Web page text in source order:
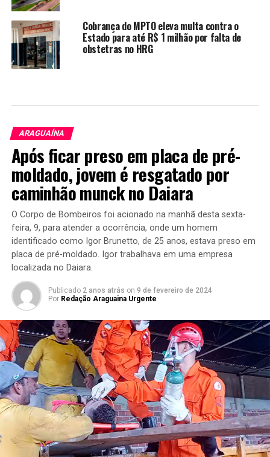
Cobrança do MPTO eleva multa contra o
Estado para até R$ 1 milhão por falta de
obstetras no HRG
ARAGUAÍNA
Após ficar preso em placa de pré-
moldado, jovem é resgatado por
caminhão munck no Daiara
O Corpo de Bombeiros foi acionado na manhã desta sexta-
feira, 9, para atender a ocorrência, onde um homem
identificado como Igor Brunetto, de 25 anos, estava preso em
placa de pré-moldado. Igor trabalhava em uma empresa
localizada no Daiara.
Publicado 2 anos atrás on 9 de fevereiro de 2024
Por Redação Araguaina Urgente